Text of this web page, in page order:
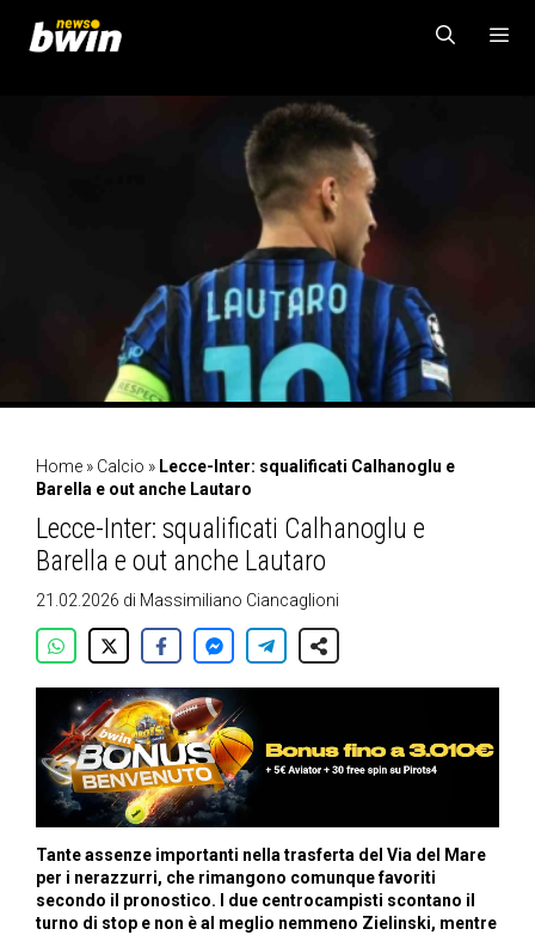
contenuto
Home » Calcio » Lecce-Inter: squalificati Calhanoglu e
Barella e out anche Lautaro
Lecce-Inter: squalificati Calhanoglu e
Barella e out anche Lautaro
21.02.2026 di Massimiliano Ciancaglioni
Tante assenze importanti nella trasferta del Via del Mare
per i nerazzurri, che rimangono comunque favoriti
secondo il pronostico. I due centrocampisti scontano il
turno di stop e non è al meglio nemmeno Zielinski, mentre